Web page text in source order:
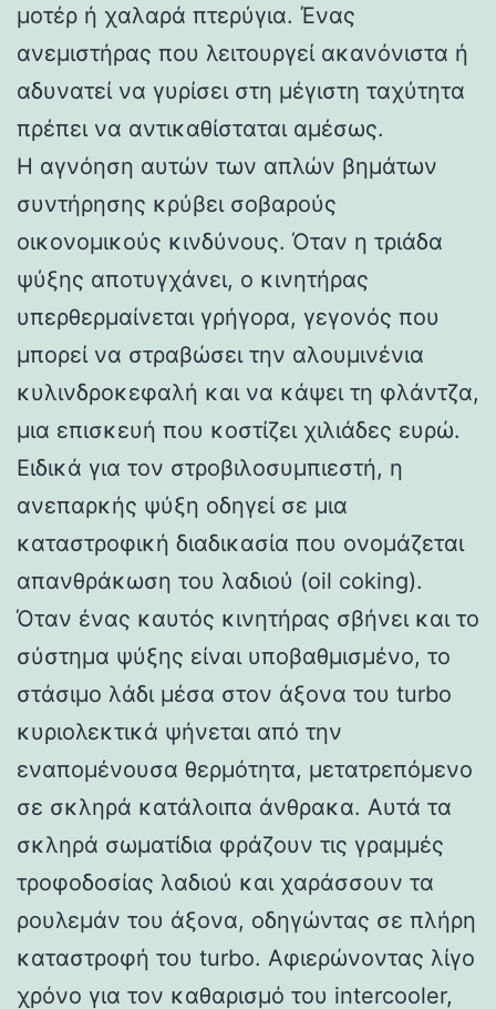
μοτέρ ή χαλαρά πτερύγια. Ένας
ανεμιστήρας που λειτουργεί ακανόνιστα ή
αδυνατεί να γυρίσει στη μέγιστη ταχύτητα
πρέπει να αντικαθίσταται αμέσως.
Η αγνόηση αυτών των απλών βημάτων
συντήρησης κρύβει σοβαρούς
οικονομικούς κινδύνους. Όταν η τριάδα
ψύξης αποτυγχάνει, ο κινητήρας
υπερθερμαίνεται γρήγορα, γεγονός που
μπορεί να στραβώσει την αλουμινένια
κυλινδροκεφαλή και να κάψει τη φλάντζα,
μια επισκευή που κοστίζει χιλιάδες ευρώ.
Ειδικά για τον στροβιλοσυμπιεστή, η
ανεπαρκής ψύξη οδηγεί σε μια
καταστροφική διαδικασία που ονομάζεται
απανθράκωση του λαδιού (oil coking).
Όταν ένας καυτός κινητήρας σβήνει και το
σύστημα ψύξης είναι υποβαθμισμένο, το
στάσιμο λάδι μέσα στον άξονα του turbo
κυριολεκτικά ψήνεται από την
εναπομένουσα θερμότητα, μετατρεπόμενο
σε σκληρά κατάλοιπα άνθρακα. Αυτά τα
σκληρά σωματίδια φράζουν τις γραμμές
τροφοδοσίας λαδιού και χαράσσουν τα
ρουλεμάν του άξονα, οδηγώντας σε πλήρη
καταστροφή του turbo. Αφιερώνοντας λίγο
χρόνο για τον καθαρισμό του intercooler,